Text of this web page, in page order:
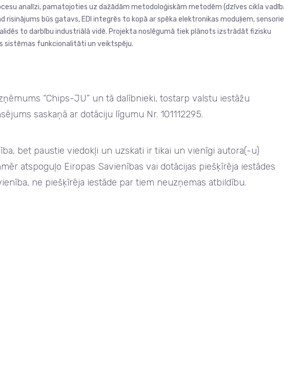
analīzi, pamatojoties uz dažādām metodoloģiskām metodēm (dzīves cikla
risinājums būs gatavs, EDI integrēs to kopā ar spēka elektronikas moduļiem,
to darbību industriālā vidē. Projekta noslēgumā tiek plānots izstrādāt fizisku
sistēmas funkcionalitāti un veiktspēju.
“Chips-JU” un tā dalībnieki, tostarp valstu iestāžu
saskaņā ar dotāciju līgumu Nr. 101112295.
bet paustie viedokļi un uzskati ir tikai un vienīgi autora(-u)
atspoguļo Eiropas Savienības vai dotācijas piešķīrēja iestādes
ne piešķīrēja iestāde par tiem neuzņemas atbildību.